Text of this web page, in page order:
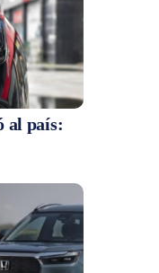
al país: